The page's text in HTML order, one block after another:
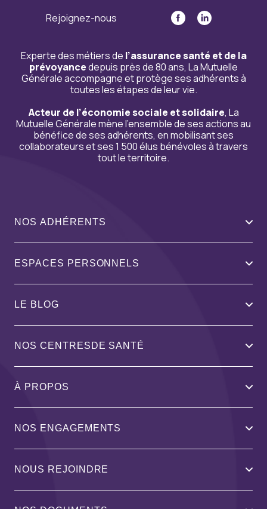
Rejoignez-nous
Experte des métiers de l’assurance santé et de la
prévoyancedepuis près de 80 ans, La Mutuelle
Générale accompagne et protège ses adhérents à
toutes les étapes de leur vie.
Acteur de l’économie sociale et solidaire, La
Mutuelle Générale mène l’ensemble de ses actions au
bénéfice de ses adhérents, en mobilisant ses
collaborateurs et ses 1 500 élus bénévoles à travers
tout le territoire.
NOS ADHÉRENTS
ESPACES PERSONNELS
LE BLOG
NOS CENTRESDE SANTÉ
À PROPOS
NOS ENGAGEMENTS
NOUS REJOINDRE